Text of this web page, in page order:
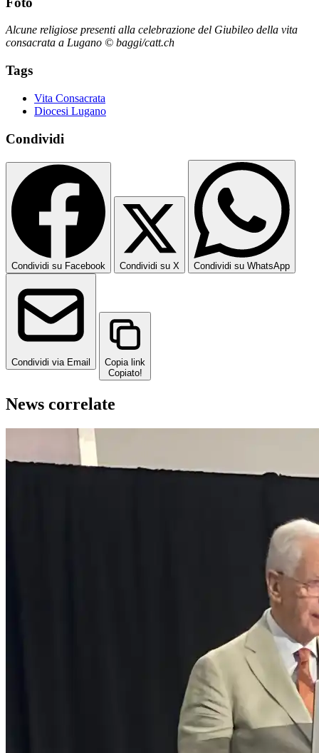
Alcune religiose presenti alla celebrazione del Giubileo della vita
consacrata a Lugano © baggi/catt.ch
Tags
Vita Consacrata
Diocesi Lugano
Condividi
Condividi su Facebook Condividi su X Condividi su WhatsApp
Condividi via Email
Copia link
Copiato!
News correlate